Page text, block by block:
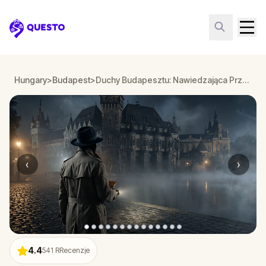
Questo
Hungary>Budapest> Duchy Budapesztu: Nawiedzająca Przygoda
‹ ›
4.4541 RRecenzje